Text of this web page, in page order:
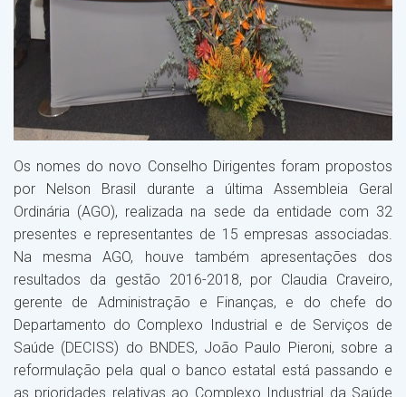
Os nomes do novo Conselho Dirigentes foram propostos
por Nelson Brasil durante a última Assembleia Geral
Ordinária (AGO), realizada na sede da entidade com 32
presentes e representantes de 15 empresas associadas.
Na mesma AGO, houve também apresentações dos
resultados da gestão 2016-2018, por Claudia Craveiro,
gerente de Administração e Finanças, e do chefe do
Departamento do Complexo Industrial e de Serviços de
Saúde (DECISS) do BNDES, João Paulo Pieroni, sobre a
reformulação pela qual o banco estatal está passando e
as prioridades relativas ao Complexo Industrial da Saúde